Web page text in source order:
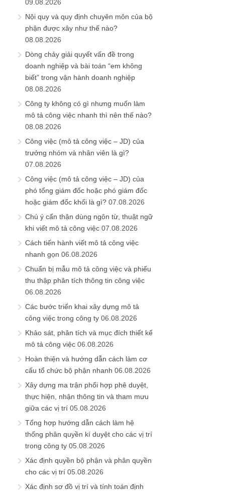
09.08.2026
Nội quy và quy định chuyên môn của bộ
phận được xây như thế nào?
08.08.2026
Dòng chảy giải quyết vấn đề trong
doanh nghiệp và bài toán “em không
biết” trong vận hành doanh nghiệp
08.08.2026
Công ty không có gì nhưng muốn làm
mô tả công việc nhanh thì nên thế nào?
08.08.2026
Công việc (mô tả công việc – JD) của
trưởng nhóm và nhân viên là gì?
07.08.2026
Công việc (mô tả công việc – JD) của
phó tổng giám đốc hoặc phó giám đốc
hoặc giám đốc khối là gì? 07.08.2026
Chú ý cẩn thận dùng ngôn từ, thuật ngữ
khi viết mô tả công việc 07.08.2026
Cách tiến hành viết mô tả công việc
nhanh gọn 06.08.2026
Chuẩn bị mẫu mô tả công việc và phiếu
thu thập phân tích thông tin công việc
06.08.2026
Các bước triển khai xây dựng mô tả
công việc trong công ty 06.08.2026
Khảo sát, phân tích và mục đích thiết kế
mô tả công việc 06.08.2026
Hoàn thiện và hướng dẫn cách làm cơ
cấu tổ chức bộ phận nhanh 06.08.2026
Xây dựng ma trận phối hợp phê duyệt,
thực hiện, nhận thông tin và tham mưu
giữa các vị trí 05.08.2026
Tổng hợp hướng dẫn cách làm hệ
thống phân quyền kí duyệt cho các vị trí
trong công ty 05.08.2026
Xác định quyền bộ phận và phân quyền
cho các vị trí 05.08.2026
Xác định sơ đồ vị trí và tính toán định